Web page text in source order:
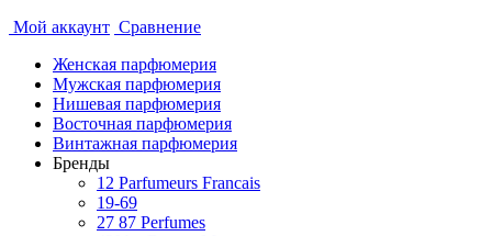
Мой аккаунт Сравнение
Женская парфюмерия
Мужская парфюмерия
Нишевая парфюмерия
Восточная парфюмерия
Винтажная парфюмерия
Бренды
12 Parfumeurs Francais
19-69
27 87 Perfumes